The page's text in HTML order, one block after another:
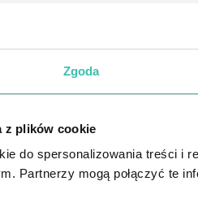
Zgoda
z plików cookie
do spersonalizowania treści i
Partnerzy mogą połączyć te